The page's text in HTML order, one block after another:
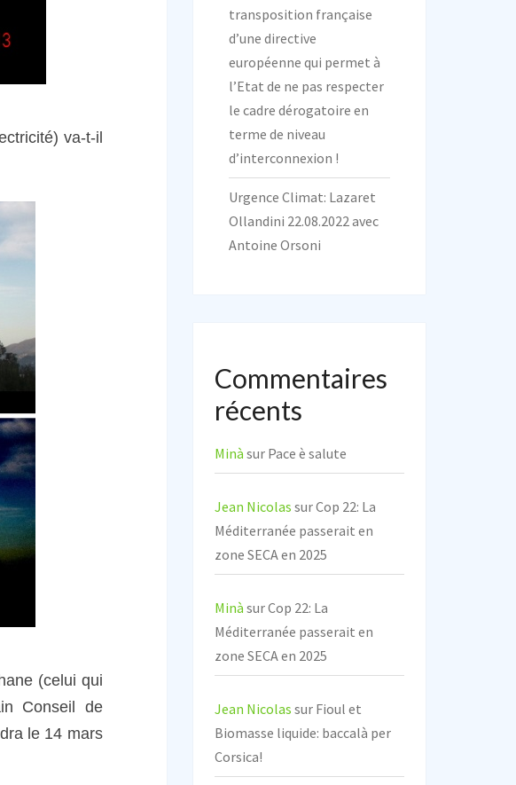
va-t-il
(celui qui
Conseil de
le 14 mars
transposition française
d’une directive
européenne qui permet à
l’Etat de ne pas respecter
le cadre dérogatoire en
terme de niveau
d’interconnexion !
Urgence Climat: Lazaret
Ollandini 22.08.2022 avec
Antoine Orsoni
Commentaires
récents
Minà sur Pace è salute
Jean Nicolas surCop 22: La
Méditerranée passerait en
zone SECA en 2025
Minà surCop 22: La
Méditerranée passerait en
zone SECA en 2025
Jean Nicolas sur Fioul et
Biomasse liquide: baccalà per
Corsica!